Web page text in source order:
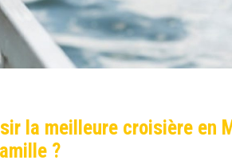
la meilleure croisière en
?